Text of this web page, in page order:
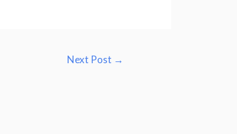
Next Post →